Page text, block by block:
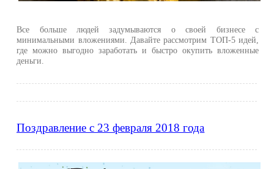
Все больше людей задумываются о своей бизнесе с
минимальными вложениями. Давайте рассмотрим ТОП-5 идей,
где можно выгодно заработать и быстро окупить вложенные
деньги.
Поздравление с 23 февраля 2018 года